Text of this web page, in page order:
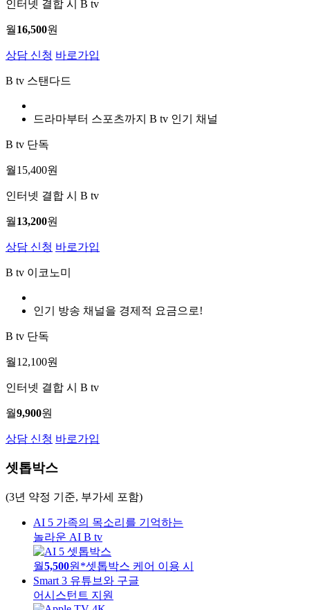
인터넷 결합 시 B tv
월16,500원
상담 신청 바로가입
B tv 스탠다드
드라마부터 스포츠까지 B tv 인기 채널
B tv 단독
월15,400원
인터넷 결합 시 B tv
월13,200원
상담 신청 바로가입
B tv 이코노미
인기 방송 채널을 경제적 요금으로!
B tv 단독
월12,100원
인터넷 결합 시 B tv
월9,900원
상담 신청 바로가입
셋톱박스
(3년 약정 기준, 부가세 포함)
AI 5 가족의 목소리를 기억하는
놀라운 AI B tv
월5,500원 *셋톱박스 케어 이용 시
Smart 3 유튜브와 구글
어시스턴트 지원